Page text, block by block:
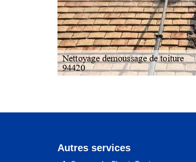
Autres services